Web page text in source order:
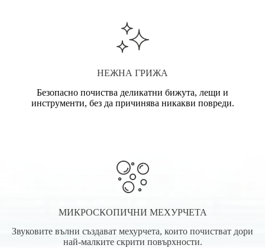
НЕЖНА ГРИЖА
Безопасно почиства деликатни бижута, лещи и
инструменти, без да причинява никакви повреди.
МИКРОСКОПИЧНИ МЕХУРЧЕТА
Звуковите вълни създават мехурчета, които почистват дори
най-малките скрити повърхности.